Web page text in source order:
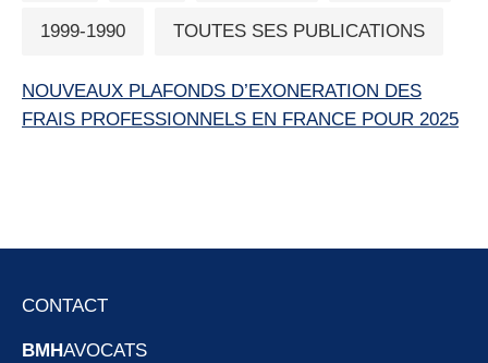
1999-1990 TOUTES SES PUBLICATIONS
NOUVEAUX PLAFONDS D’EXONERATION DES
FRAIS PROFESSIONNELS EN FRANCE POUR 2025
CONTACT
BMHAVOCATS